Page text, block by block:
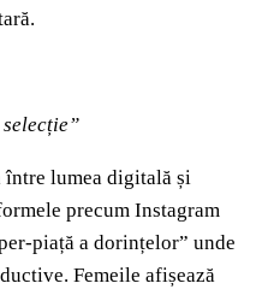
între lumea digitală și
precum Instagram
piață a dorințelor” unde
Femeile afișează